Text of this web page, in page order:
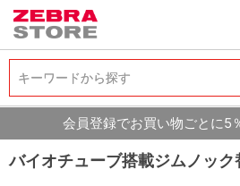
キーワードから探す
キーワードから探す
会員登録でお買い物ごとに5
バイオチューブ搭載ジムノック